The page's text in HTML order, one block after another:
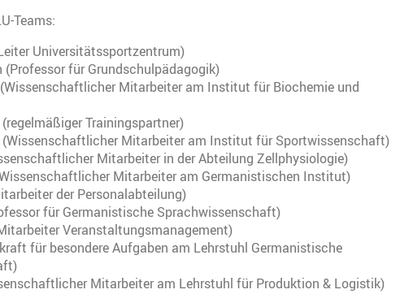
Teams:
Universitätssportzentrum)
(Professor für Grundschulpädagogik)
Mitarbeiter am Institut für Biochemie und
Trainingspartner)
Mitarbeiter am Institut für Sportwissenschaft)
Mitarbeiter in der Abteilung Zellphysiologie)
Mitarbeiter am Germanistischen Institut)
der Personalabteilung)
für Germanistische Sprachwissenschaft)
Veranstaltungsmanagement)
für besondere Aufgaben am Lehrstuhl Germanistische
Mitarbeiter am Lehrstuhl für Produktion & Logistik)